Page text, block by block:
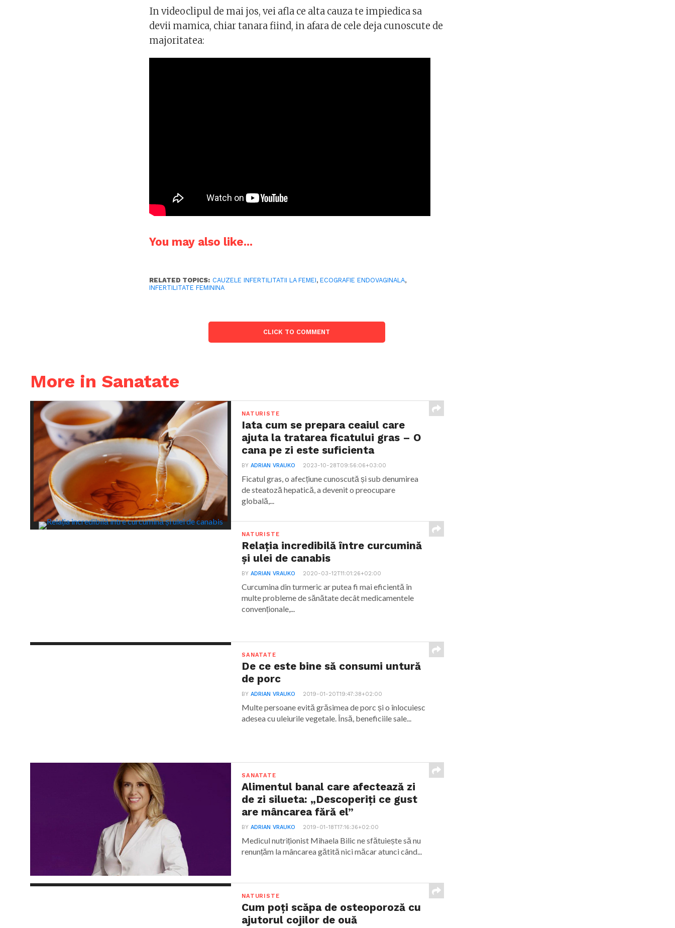
In videoclipul de mai jos, vei afla ce alta cauza te impiedica sa
devii mamica, chiar tanara fiind, in afara de cele deja cunoscute de
majoritatea:
You may also like...
RELATED TOPICS: CAUZELE INFERTILITATII LA FEMEI,ECOGRAFIE ENDOVAGINALA,
INFERTILITATE FEMININA
CLICK TO COMMENT
More in Sanatate
NATURISTE
Iata cum se prepara ceaiul care
ajuta la tratarea ficatului gras – O
cana pe zi este suficienta
BYADRIAN VRAUKO 2023-10-28T09:56:06+03:00
Ficatul gras, o afecțiune cunoscută și sub denumirea
de steatoză hepatică, a devenit o preocupare
globală,...
NATURISTE
Relația incredibilă între curcumină
și ulei de canabis
BYADRIAN VRAUKO 2020-03-12T11:01:26+02:00
Curcumina din turmeric ar putea fi mai eficientă în
multe probleme de sănătate decât medicamentele
convenționale,...
SANATATE
De ce este bine să consumi untură
de porc
BYADRIAN VRAUKO 2019-01-20T19:47:38+02:00
Multe persoane evită grăsimea de porc și o înlocuiesc
adesea cu uleiurile vegetale. Însă, beneficiile sale...
SANATATE
Alimentul banal care afectează zi
de zi silueta: „Descoperiți ce gust
are mâncarea fără el”
BYADRIAN VRAUKO 2019-01-18T17:16:36+02:00
Medicul nutriționist Mihaela Bilic ne sfătuiește să nu
renunțăm la mâncarea gătită nici măcar atunci când...
NATURISTE
Cum poți scăpa de osteoporoză cu
ajutorul cojilor de ouă